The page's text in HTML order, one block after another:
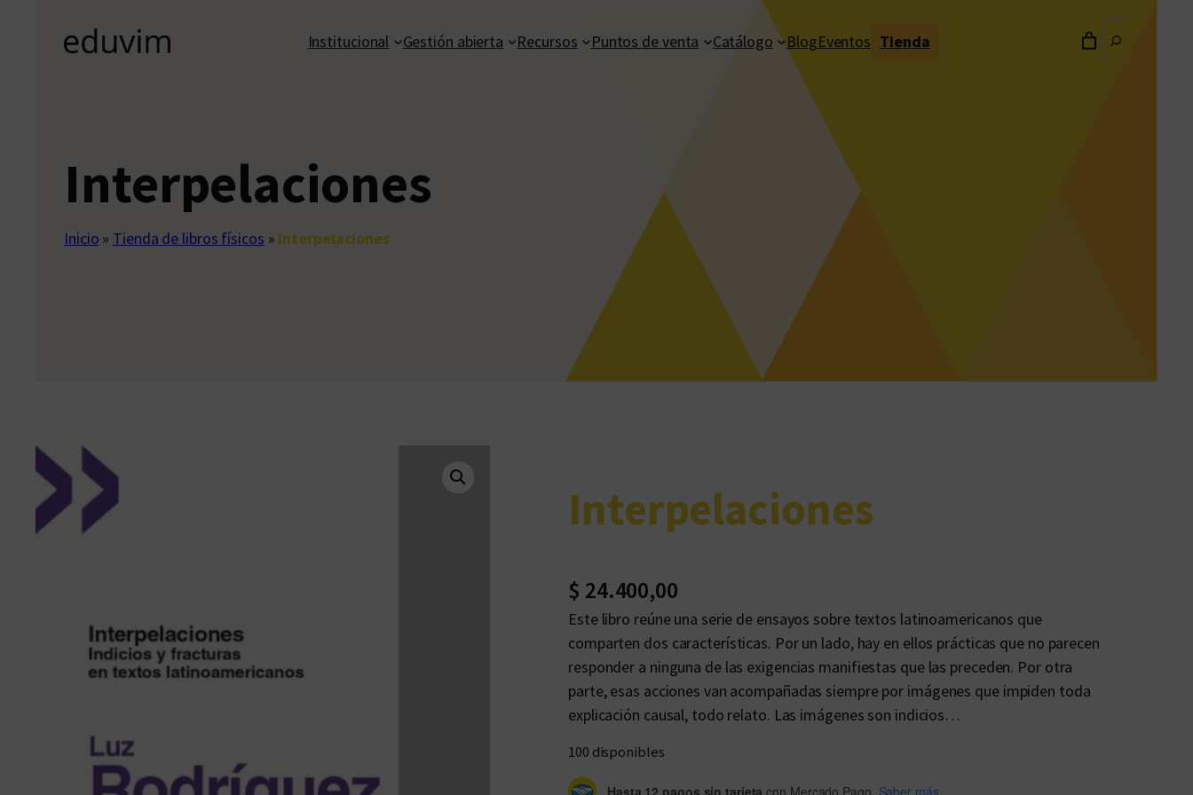
Institucional Gestión abierta Recursos Puntos de venta Catálogo BlogEventos Tienda
Interpelaciones
Inicio » Tienda de libros físicos » Interpelaciones
Interpelaciones
$ 24.400,00
Este libro reúne una serie de ensayos sobre textos latinoamericanos que
comparten dos características. Por un lado, hay en ellos prácticas que no parecen
responder a ninguna de las exigencias manifiestas que las preceden. Por otra
parte, esas acciones van acompañadas siempre por imágenes que impiden toda
explicación causal, todo relato. Las imágenes son indicios…
100 disponibles
Hasta 12 pagos sin tarjeta con Mercado Pago. Saber más